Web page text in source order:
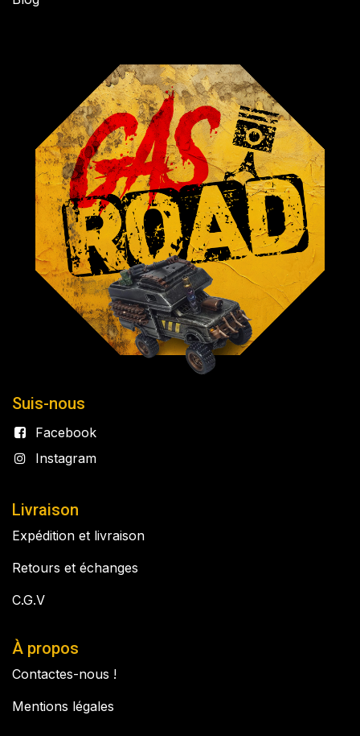
Suis-nous
Facebook
Instagram
Livraison
Expédition et livraison
Retours et échanges
C.G.V
À propos
Contactes-nous !
Mentions légales